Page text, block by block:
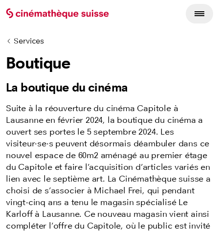
Services
Boutique
La boutique du cinéma
Suite à la réouverture du cinéma Capitole à
Lausanne en février 2024, la boutique du cinéma a
ouvert ses portes le 5 septembre 2024. Les
visiteur·se·s peuvent désormais déambuler dans ce
nouvel espace de 60m2 aménagé au premier étage
du Capitole et faire l’acquisition d’articles variés en
lien avec le septième art. La Cinémathèque suisse a
choisi de s’associer à Michael Frei, qui pendant
vingt-cinq ans a tenu le magasin spécialisé Le
Karloff à Lausanne. Ce nouveau magasin vient ainsi
compléter l’offre du Capitole, où le public est invité